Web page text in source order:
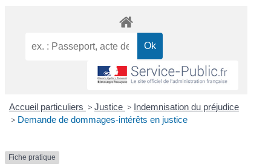
Accueil particuliers > Justice > Indemnisation du préjudice
> Demande de dommages-intérêts en justice
Fiche pratique